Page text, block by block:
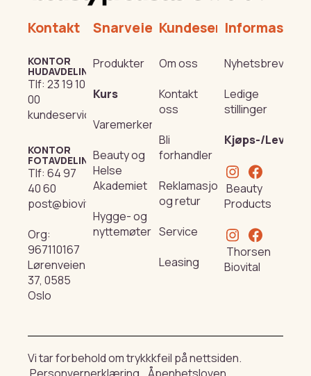
Kontakt
KONTOR
HUDAVDELING
Tlf: 23 19 10
00
kundeservice@beautyproducts.no
KONTOR
FOTAVDELING
Tlf: 64 97
40 60
post@biovital.no
Org:
967110167
Lørenveien
37, 0585
Oslo
Snarveier
Produkter
Kurs
Varemerker
Beauty og
Helse
Akademiet
Hygge- og
nyttemøter
Kundeservice
Om oss
Kontakt
oss
Bli
forhandler
Reklamasjon
og retur
Service
Leasing
Informasjon
Nyhetsbrev
Ledige
stillinger
Kjøps-/
Beauty
Products
Thorsen
Biovital
Vi tar forbehold om trykkkfeil på nettsiden.